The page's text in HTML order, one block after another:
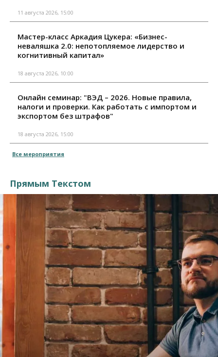
11 августа 2026, 15:00
Мастер-класс Аркадия Цукера: «Бизнес-
неваляшка 2.0: непотопляемое лидерство и
когнитивный капитал»
18 августа 2026, 10:00
Онлайн семинар: "ВЭД – 2026. Новые правила,
налоги и проверки. Как работать с импортом и
экспортом без штрафов"
18 августа 2026, 15:00
Все мероприятия
Прямым Текстом